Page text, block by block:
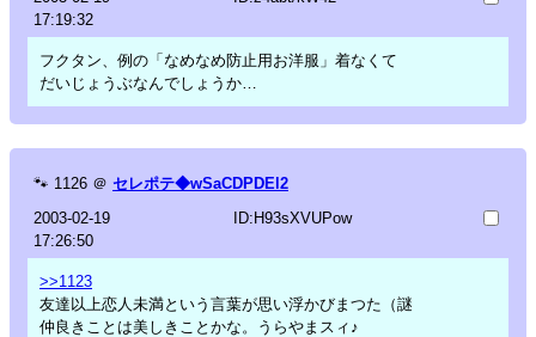
17:19:32
フクタン、例の「なめなめ防止用お洋服」着なくて
だいじょうぶなんでしょうか…
🐾 1126 ＠ セレポテ◆wSaCDPDEl2
2003-02-19
17:26:50
ID:H93sXVUPow
>>1123
友達以上恋人未満という言葉が思い浮かびまつた（謎
仲良きことは美しきことかな。うらやまスィ♪